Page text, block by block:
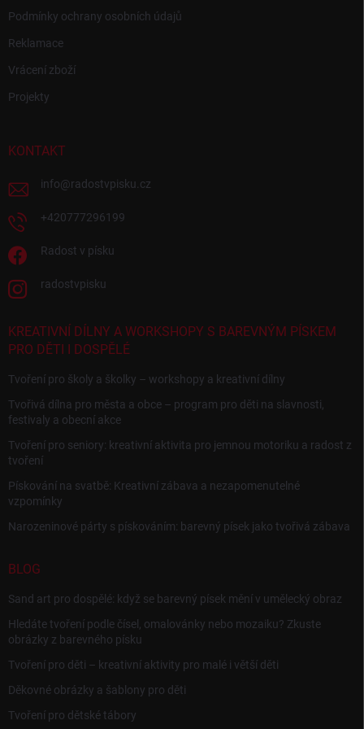
Podmínky ochrany osobních údajů
Reklamace
Vrácení zboží
Projekty
KONTAKT
info@radostvpisku.cz
+420777296199
Radost v písku
radostvpisku
KREATIVNÍ DÍLNY A WORKSHOPY S BAREVNÝM PÍSKEM
PRO DĚTI I DOSPĚLÉ
Tvoření pro školy a školky – workshopy a kreativní dílny
Tvořivá dílna pro města a obce – program pro děti na slavnosti,
festivaly a obecní akce
Tvoření pro seniory: kreativní aktivita pro jemnou motoriku a radost z
tvoření
Pískování na svatbě: Kreativní zábava a nezapomenutelné
vzpomínky
Narozeninové párty s pískováním: barevný písek jako tvořivá zábava
BLOG
Sand art pro dospělé: když se barevný písek mění v umělecký obraz
Hledáte tvoření podle čísel, omalovánky nebo mozaiku? Zkuste
obrázky z barevného písku
Tvoření pro děti – kreativní aktivity pro malé i větší děti
Děkovné obrázky a šablony pro děti
Tvoření pro dětské tábory